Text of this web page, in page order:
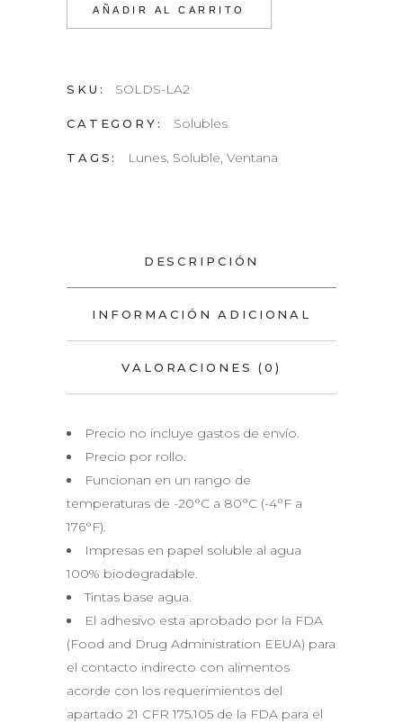
Soluble
quantity
AÑADIR AL CARRITO
SKU: SOLDS-LA2
CATEGORY: Solubles
TAGS: Lunes, Soluble,Ventana
DESCRIPCIÓN
INFORMACIÓN ADICIONAL
VALORACIONES (0)
Precio no incluye gastos de envío.
Precio por rollo.
Funcionan en un rango de
temperaturas de -20°C a 80°C (-4°F a
176°F).
Impresas en papel soluble al agua
100% biodegradable.
Tintas base agua.
El adhesivo esta aprobado por la FDA
(Food and Drug Administration EEUA) para
el contacto indirecto con alimentos
acorde con los requerimientos del
apartado 21 CFR 175.105 de la FDA para el